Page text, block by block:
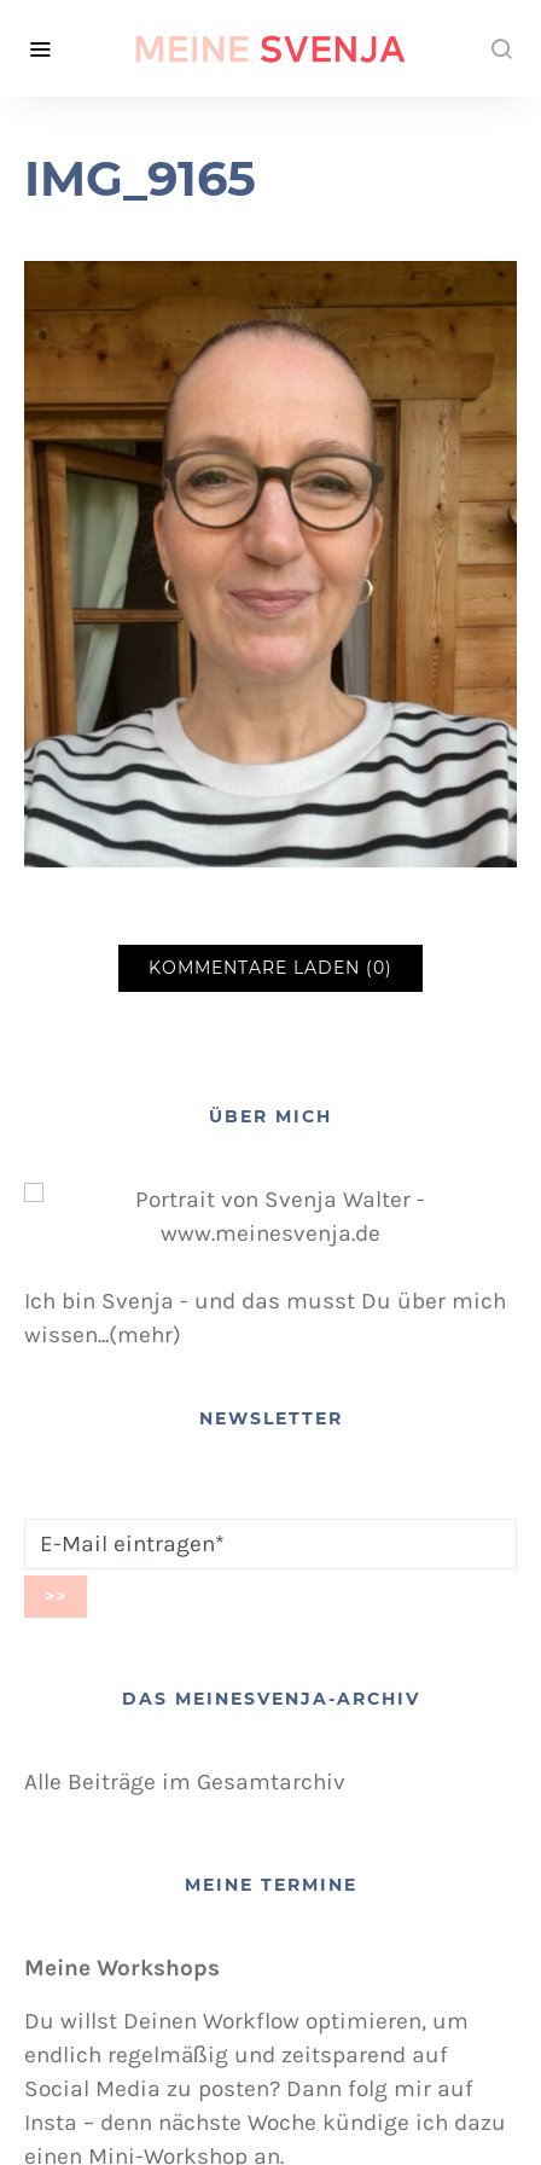
IMG_9165
KOMMENTARE LADEN (0)
ÜBER MICH
Ich bin Svenja - und das musst Du über mich
wissen...(mehr)
NEWSLETTER
DAS MEINESVENJA-ARCHIV
Alle Beiträge im Gesamtarchiv
MEINE TERMINE
Meine Workshops
Du willst Deinen Workflow optimieren, um
endlich regelmäßig und zeitsparend auf
Social Media zu posten? Dann folg mir auf
Insta – denn nächste Woche kündige ich dazu
einen Mini-Workshop an.